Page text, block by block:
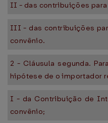
II - das contribuições
III - das contribuições
convênio.
2 - Cláusula segunda.
hipótese de o importador
I - da Contribuição de
convênio;